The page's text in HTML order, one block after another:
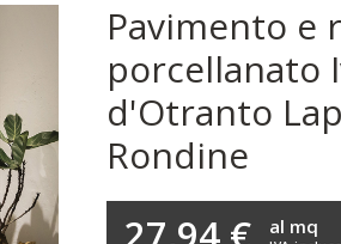
Pavimento e
porcellanato
d'Otranto
Rondine
al mq